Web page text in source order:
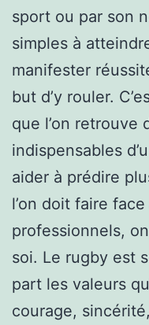
sport ou par son
simples à
manifester
but d’y rouler.
que l’on retrouve
indispensables
aider à prédire
l’on doit faire
professionnels,
soi. Le rugby est
part les valeurs
courage,